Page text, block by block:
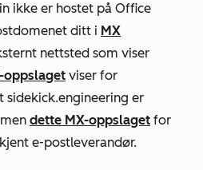
ikke er hostet på Office
ditt i MX
nettsted som viser
oppslaget viser for
sidekick.engineering er
dette MX-oppslaget for
kjent e-postleverandør.